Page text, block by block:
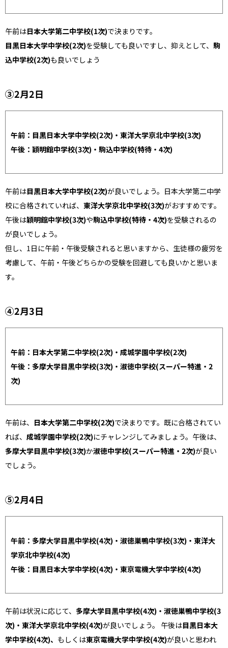
午前は日本大学第二中学校(1次)で決まりです。
目黒日本大学中学校(2次)を受験しても良いですし、抑えとして、 駒
込中学校(2次)も良いでしょう
③2月2日
午前：目黒日本大学中学校(2次)・東洋大学京北中学校(3次)
午後：穎明館中学校(3次)・駒込中学校(特待・4次)
午前は目黒日本大学中学校(2次)が良いでしょう。日本大学第二中学
校に合格されていれば、 東洋大学京北中学校(3次)がおすすめです。
午後は穎明館中学校(3次)や駒込中学校(特待・4次)を受験されるの
が良いでしょう。
但し、1日に午前・午後受験されると思いますから、生徒様の疲労を
考慮して、午前・午後どちらかの受験を回避しても良いかと思いま
す。
④2月3日
午前：日本大学第二中学校(2次)・成城学園中学校(2次)
午後：多摩大学目黒中学校(3次)・淑徳中学校(スーパー特進・2
次)
午前は、 日本大学第二中学校(2次)で決まりです。既に合格されてい
れば、 成城学園中学校(2次)にチャレンジしてみましょう。午後は、
多摩大学目黒中学校(3次)か淑徳中学校(スーパー特進・2次)が良い
でしょう。
⑤2月4日
午前：多摩大学目黒中学校(4次)・淑徳巣鴨中学校(3次)・東洋大
学京北中学校(4次)
午後：目黒日本大学中学校(4次)・東京電機大学中学校(4次)
午前は状況に応じて、 多摩大学目黒中学校(4次)・淑徳巣鴨中学校(3
次)・東洋大学京北中学校(4次)が良いでしょう。 午後は目黒日本大
学中学校(4次)、 もしくは東京電機大学中学校(4次)が良いと思われ